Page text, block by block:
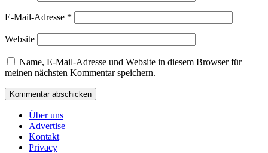
E-Mail-Adresse *
Website
Name, E-Mail-Adresse und Website in diesem Browser für
meinen nächsten Kommentar speichern.
Über uns
Advertise
Kontakt
Privacy